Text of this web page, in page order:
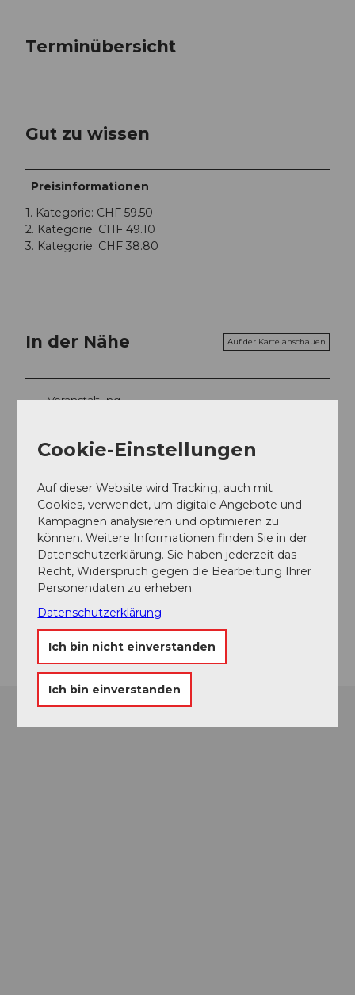
Terminübersicht
Gut zu wissen
Preisinformationen
1. Kategorie: CHF 59.50
2. Kategorie: CHF 49.10
3. Kategorie: CHF 38.80
In der Nähe Auf der Karte anschauen
Veranstaltung
Essen und Trinken
Veranstaltungsort
MythenForum
Reichsstrasse
6430Schwyz
Website
Cookie-Einstellungen
Auf dieser Website wird Tracking, auch mit
Cookies, verwendet, um digitale Angebote und
Kampagnen analysieren und optimieren zu
können. Weitere Informationen finden Sie in der
Datenschutzerklärung. Sie haben jederzeit das
Recht, Widerspruch gegen die Bearbeitung Ihrer
Personendaten zu erheben.
Datenschutzerklärung
Ich bin nicht einverstanden
Ich bin einverstanden